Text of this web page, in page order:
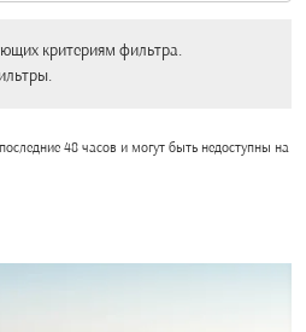
критериям фильтра.
48 часов и могут быть недоступны на